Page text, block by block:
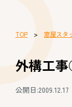
TOP > 窓屋スタ
外構工
公開日:2009.12.17